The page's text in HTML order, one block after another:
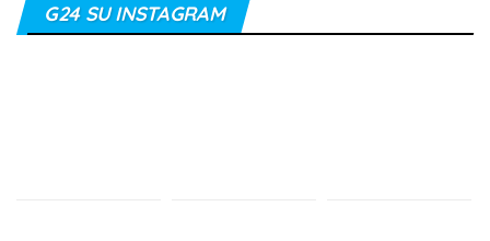
G24 SU INSTAGRAM